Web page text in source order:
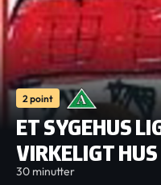
2 point
ET SYGEHUS
VIRKELIGT HUS
30 minutter